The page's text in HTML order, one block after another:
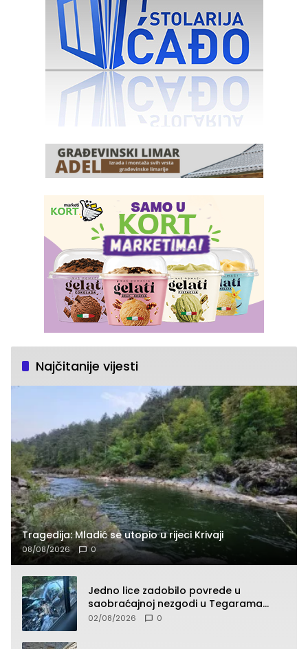
Najčitanije vijesti
Tragedija: Mladić se utopio u rijeci Krivaji
08/08/2026 0
Jedno lice zadobilo povrede u
saobraćajnoj nezgodi u Tegarama
(FOTO)
02/08/2026 0